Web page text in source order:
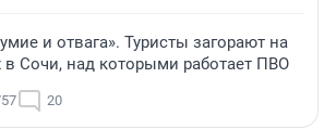
и отвага». Туристы загорают на
в Сочи, над которыми работает ПВО
20